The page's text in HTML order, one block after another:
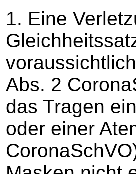
1. Eine
Abs. 2
das Tragen
oder einer